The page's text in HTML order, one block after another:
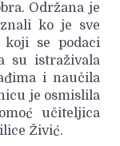
Održana je
ko je sve
se podaci
su istraživala
i naučila
je osmislila
učiteljica
Živić.